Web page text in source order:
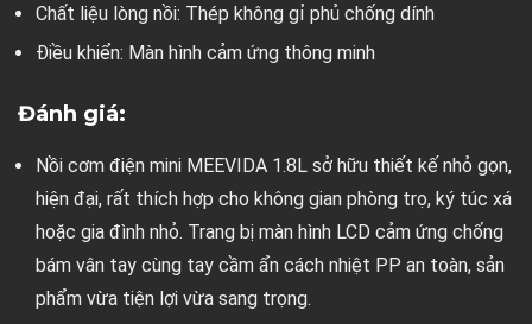
Chất liệu lòng nồi: Thép không gỉ phủ chống dính
Điều khiển: Màn hình cảm ứng thông minh
Đánh giá:
Nồi cơm điện mini MEEVIDA 1.8L sở hữu thiết kế nhỏ gọn,
hiện đại, rất thích hợp cho không gian phòng trọ, ký túc xá
hoặc gia đình nhỏ. Trang bị màn hình LCD cảm ứng chống
bám vân tay cùng tay cầm ẩn cách nhiệt PP an toàn, sản
phẩm vừa tiện lợi vừa sang trọng.